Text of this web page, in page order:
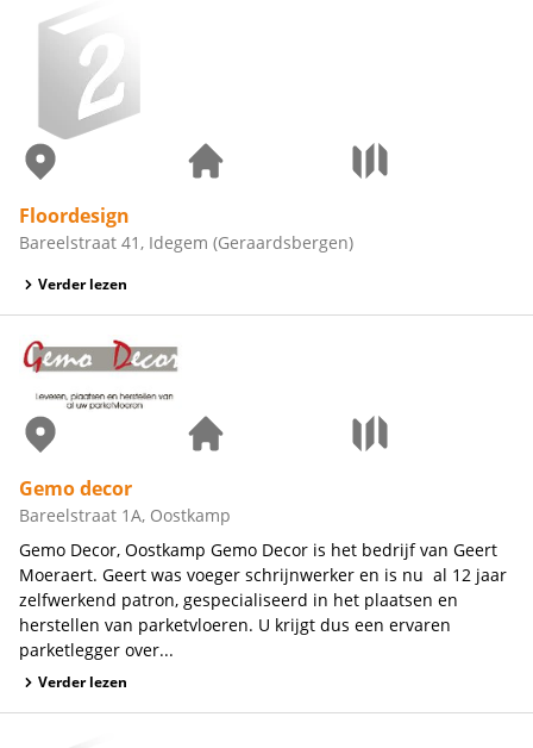
Floordesign
Bareelstraat 41, Idegem (Geraardsbergen)
Verder lezen
Gemo decor
Bareelstraat 1A, Oostkamp
Gemo Decor, Oostkamp Gemo Decor is het bedrijf van Geert
Moeraert. Geert was voeger schrijnwerker en is nu al 12 jaar
zelfwerkend patron, gespecialiseerd in het plaatsen en
herstellen van parketvloeren. U krijgt dus een ervaren
parketlegger over...
Verder lezen